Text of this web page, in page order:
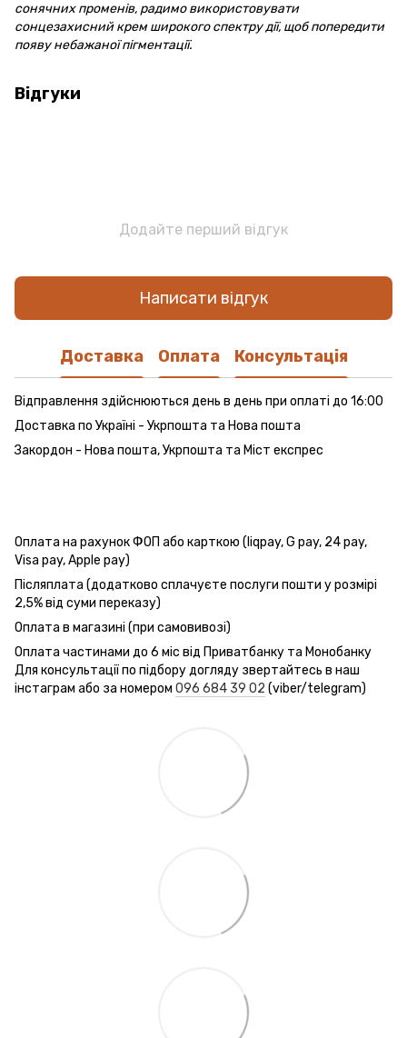
сонячних променів, радимо використовувати
сонцезахисний крем широкого спектру дії, щоб попередити
появу небажаної пігментації.
Відгуки
Додайте перший відгук
Написати відгук
Доставка Оплата Консультація
Відправлення здійснюються день в день при оплаті до 16:00
Доставка по Україні - Укрпошта та Нова пошта
Закордон - Нова пошта, Укрпошта та Міст експрес
Оплата на рахунок ФОП або карткою (liqpay, G pay, 24 pay,
Visa pay, Apple pay)
Післяплата (додатково сплачуєте послуги пошти у розмірі
2,5% від суми переказу)
Оплата в магазині (при самовивозі)
Оплата частинами до 6 міс від Приватбанку та Монобанку
Для консультації по підбору догляду звертайтесь в наш
інстаграм або за номером 096 684 39 02 (viber/telegram)